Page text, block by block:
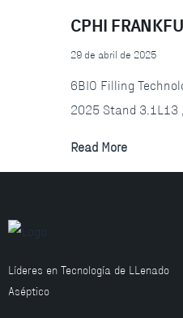
CPHI
29 de abril de 2025
6BIO Filling
2025 Stand 3.1L13 ,
Read More
Líderes en Tecnología de LLenado
Aséptico